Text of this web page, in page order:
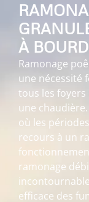
À
Ramonage
une nécessité
tous les
une
où les
recours à un
ramonage
efficace des